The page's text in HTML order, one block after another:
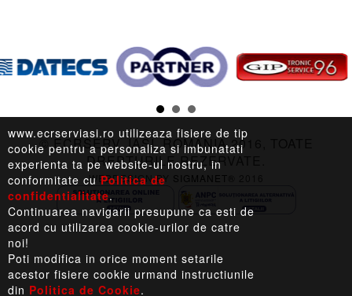
TERMENI LEGALI | LINKURI UTILE
© ECRSERV, IASI, ROMANIA 2016, TOATE
DREPTURILE REZERVATE.
WEBDESIGN BY SIGMANET®
www.ecrserviasi.ro utilizeaza fisiere de tip
cookie pentru a personaliza si imbunatati
experienta ta pe website-ul nostru, in
conformitate cu Politica de
confidentialitate.
Continuarea navigarii presupune ca esti de
acord cu utilizarea cookie-urilor de catre
noi!
Poti modifica in orice moment setarile
acestor fisiere cookie urmand instructiunile
din Politica de Cookie.